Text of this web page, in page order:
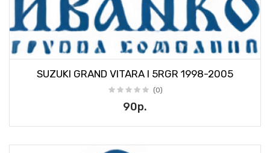
SUZUKI GRAND VITARA I 5RGR 1998-2005
(0)
90р.